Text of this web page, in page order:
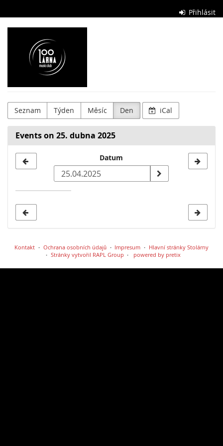
main
content
Přihlásit
Stolárna
Club
Seznam Týden Měsíc Den iCal
Events on 25. dubna 2025
date
Datum
Kontakt Ochrana osobních údajů Impresum
Hlavní stránky Stolárny
Stránky vytvořil RAPL Group
powered by pretix